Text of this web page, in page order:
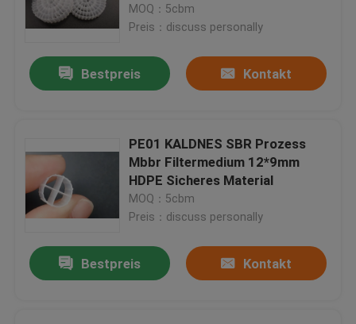
Haus
Über uns
Qualitätskontrolle
Schwimmbad
MOQ：5cbm
Preis：discuss personally
Bestpreis Kontakt
PE01 KALDNES SBR Prozess
Mbbr Filtermedium 12*9mm
HDPE Sicheres Material
MOQ：5cbm
Preis：discuss personally
Bestpreis Kontakt